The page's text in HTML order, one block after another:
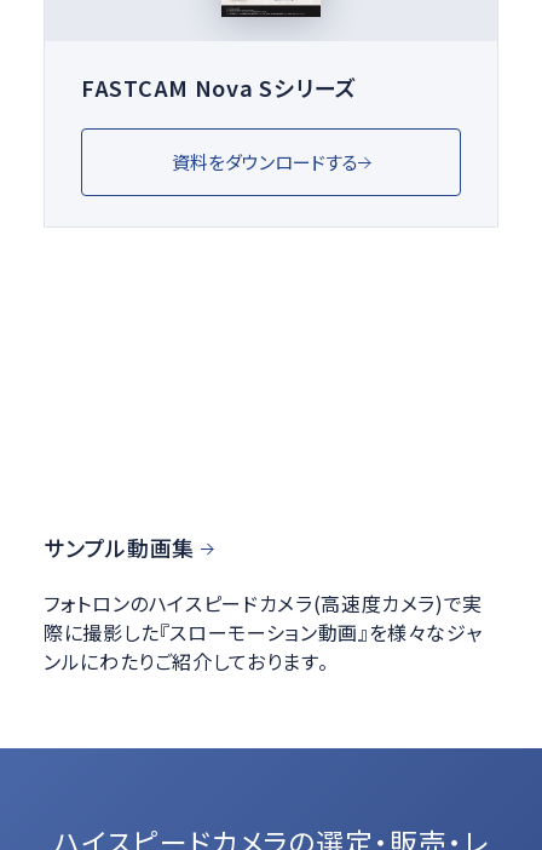
FASTCAM Nova Sシリーズ
資料をダウンロードする
サンプル動画集
フォトロンのハイスピードカメラ(高速度カメラ)で実
際に撮影した『スローモーション動画』を様々なジャ
ンルにわたりご紹介しております。
ハイスピードカメラの選定・販売・レ